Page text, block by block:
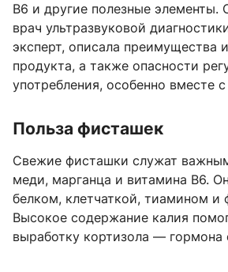
B6 и другие полезные элементы.
врач ультразвуковой
эксперт, описала преимущества
продукта, а также опасности
употребления, особенно вместе
Польза фисташек
Свежие фисташки служат
меди, марганца и витамина B6.
белком, клетчаткой, тиамином и
Высокое содержание калия
выработку кортизола — гормона